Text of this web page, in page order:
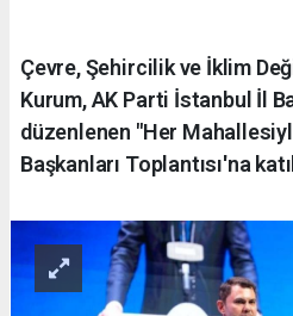
Çevre, Şehircilik ve İklim
Kurum, AK Parti İstanbul İl
düzenlenen "Her
Başkanları Toplantısı'na